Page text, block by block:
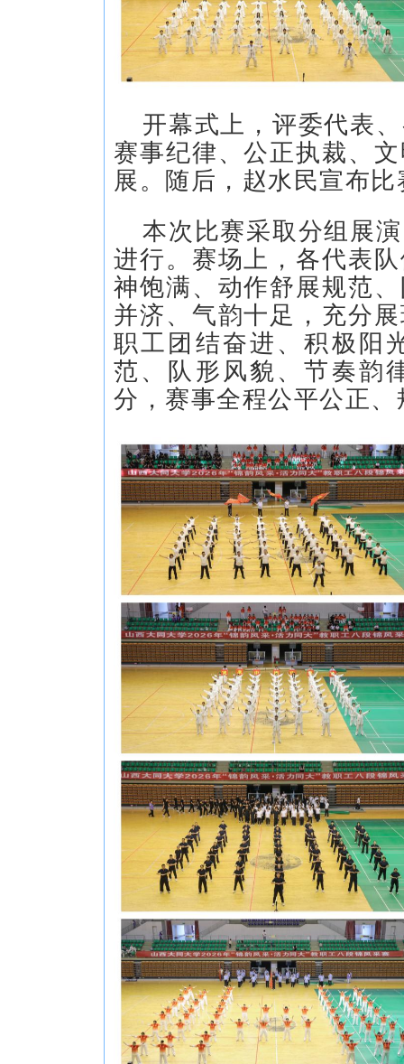
开幕式上，评委代表
赛事纪律、公正执裁、
展。随后，赵水民宣布
本次比赛采取分组展
进行。赛场上，各代表
神饱满、动作舒展规范
并济、气韵十足，充分
职工团结奋进、积极阳
范、队形风貌、节奏韵
分，赛事全程公平公正